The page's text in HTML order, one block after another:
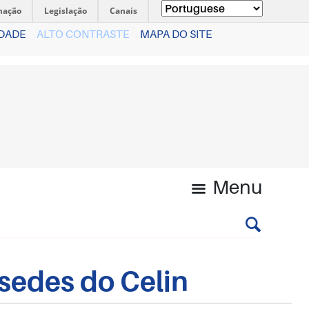
Legislação Canais
ALTO CONTRASTE MAPA DO SITE
Menu
do Celin